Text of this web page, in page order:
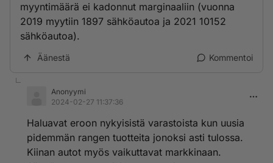
myyntimäärä ei kadonnut marginaaliin (vuonna
2019 myytiin 1897 sähköautoa ja 2021 10152
sähköautoa).
Äänestä Kommentoi
Anonyymi
2024-02-27 11:37:36
Haluavat eroon nykyisistä varastoista kun uusia
pidemmän rangen tuotteita jonoksi asti tulossa.
Kiinan autot myös vaikuttavat markkinaan.